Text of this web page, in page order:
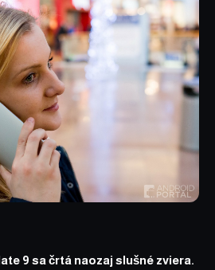
9 sa črtá naozaj slušné zviera.